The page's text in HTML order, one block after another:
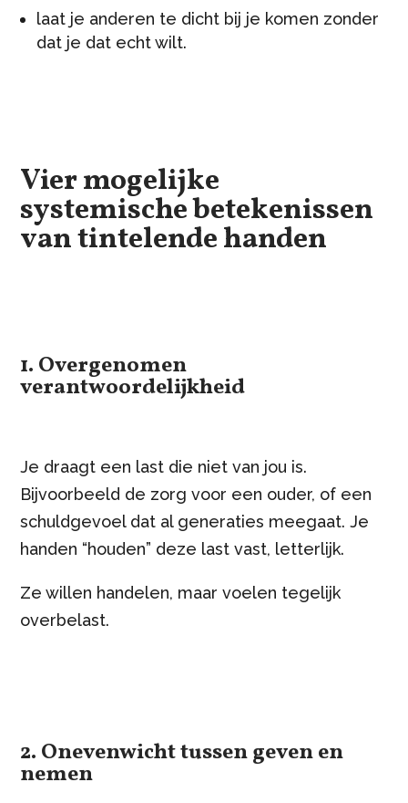
laat je anderen te dicht bij je komen zonder
dat je dat echt wilt.
Vier mogelijke
systemische betekenissen
van tintelende handen
1. Overgenomen
verantwoordelijkheid
Je draagt een last die niet van jou is.
Bijvoorbeeld de zorg voor een ouder, of een
schuldgevoel dat al generaties meegaat. Je
handen “houden” deze last vast, letterlijk.
Ze willen handelen, maar voelen tegelijk
overbelast.
2. Onevenwicht tussen geven en
nemen